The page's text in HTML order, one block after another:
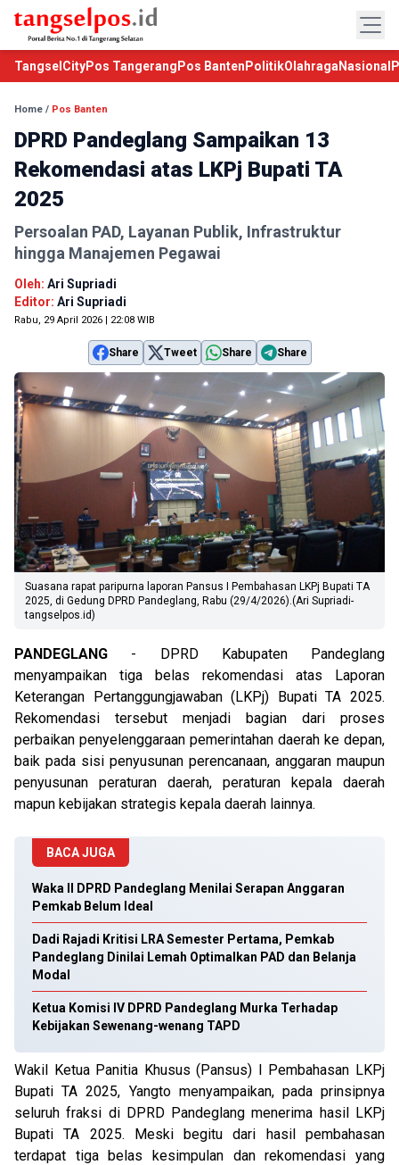
TangselCityPos Tangerang Pos Banten PolitikOlahraga Nasional
Home / Pos Banten
DPRD Pandeglang Sampaikan 13
Rekomendasi atas LKPj Bupati TA
2025
Persoalan PAD, Layanan Publik, Infrastruktur
hingga Manajemen Pegawai
Oleh: Ari Supriadi
Editor: Ari Supriadi
Rabu, 29 April 2026 | 22:08 WIB
Share Tweet Share Share
Suasana rapat paripurna laporan Pansus I Pembahasan LKPj Bupati TA
2025, di Gedung DPRD Pandeglang, Rabu (29/4/2026).(Ari Supriadi-
tangselpos.id)
PANDEGLANG - DPRD Kabupaten Pandeglang
menyampaikan tiga belas rekomendasi atas Laporan
Keterangan Pertanggungjawaban (LKPj) Bupati TA 2025.
Rekomendasi tersebut menjadi bagian dari proses
perbaikan penyelenggaraan pemerintahan daerah ke depan,
baik pada sisi penyusunan perencanaan, anggaran maupun
penyusunan peraturan daerah, peraturan kepala daerah
mapun kebijakan strategis kepala daerah lainnya.
BACA JUGA
Waka II DPRD Pandeglang Menilai Serapan Anggaran
Pemkab Belum Ideal
Dadi Rajadi Kritisi LRA Semester Pertama, Pemkab
Pandeglang Dinilai Lemah Optimalkan PAD dan Belanja
Modal
Ketua Komisi IV DPRD Pandeglang Murka Terhadap
Kebijakan Sewenang-wenang TAPD
Wakil Ketua Panitia Khusus (Pansus) I Pembahasan LKPj
Bupati TA 2025, Yangto menyampaikan, pada prinsipnya
seluruh fraksi di DPRD Pandeglang menerima hasil LKPj
Bupati TA 2025. Meski begitu dari hasil pembahasan
terdapat tiga belas kesimpulan dan rekomendasi yang